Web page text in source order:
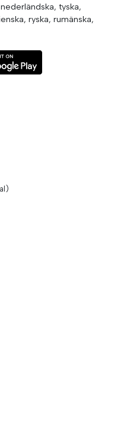
tyska,
ryska, rumänska,